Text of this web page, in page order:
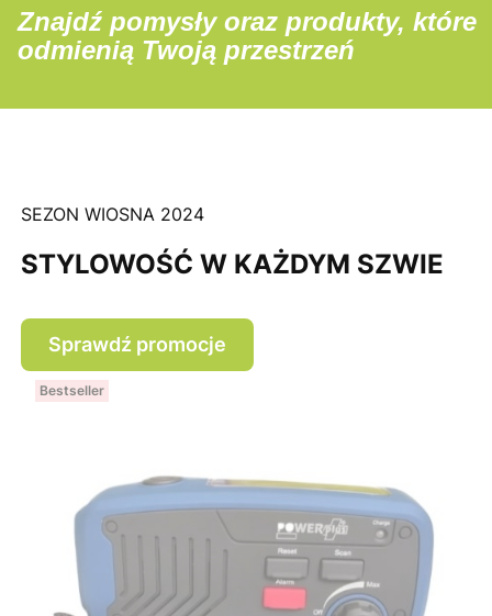
Znajdź pomysły oraz produkty, które
odmienią Twoją przestrzeń
SEZON WIOSNA 2024
STYLOWOŚĆ W KAŻDYM SZWIE
Sprawdź promocje
Bestseller